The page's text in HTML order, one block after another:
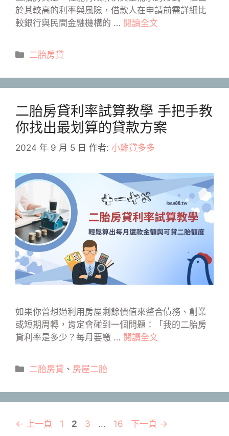
於其較高的利率與風險，借款人在申請前需詳細比
較銀行與民間金融機構的 … 閱讀全文
分
二胎房貸
二胎房貸利率試算教學 手把手教
你找出最划算的貸款方案
2024 年 9 月 5 日 作者: 小雞貸多多
如果你曾想過利用房屋剩餘價值來整合債務、創業
或短期周轉，肯定會碰到一個問題：「我的二胎房
貸利率是多少？每月要繳 … 閱讀全文
分
二胎房貸 、 房屋二胎
← 上一頁
頁
1
頁
2
頁
3 ...
頁
16 下一頁 →